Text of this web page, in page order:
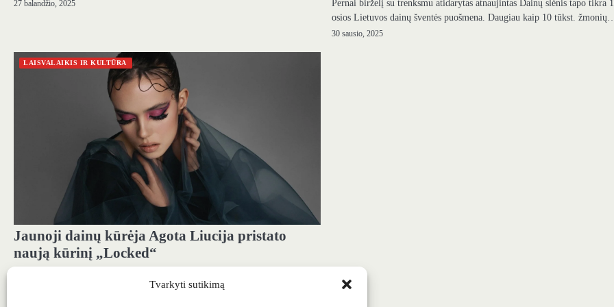
Tvarkyti sutikimą
27 balandžio, 2025
Pernai birželį su trenksmu atidarytas atnaujintas Dainų slėnis tapo tikra
osios Lietuvos dainų šventės puošmena. Daugiau kaip 10 tūkst. žmonių…
30 sausio, 2025
LAISVALAIKIS IR KULTŪRA
Jaunoji dainų kūrėja Agota Liucija pristato
naują kūrinį „Locked“
gyvena baimė, nerimas ir troškimas išsilaisvinti. Naujasis kūrinys…